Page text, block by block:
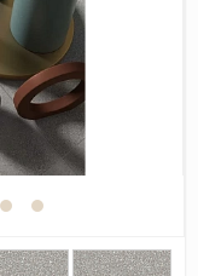
Камень
Оникс
Бетон
Декор
Моноколор
Полированная